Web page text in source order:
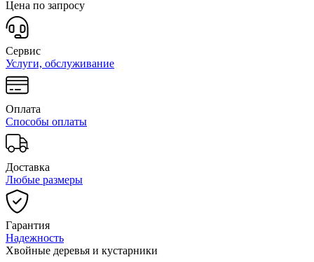
Цена по запросу
Сервис
Услуги, обслуживание
Оплата
Способы оплаты
Доставка
Любые размеры
Гарантия
Надежность
Хвойные деревья и кустарники